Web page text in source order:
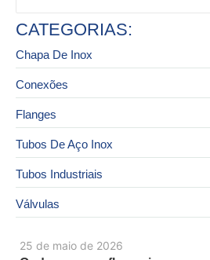
25 de maio de 2026
CATEGORIAS:
Chapa De Inox
Conexões
Flanges
Tubos De Aço Inox
Tubos Industriais
Válvulas